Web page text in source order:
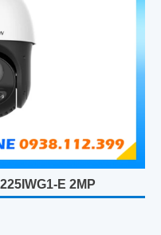
E 2MP